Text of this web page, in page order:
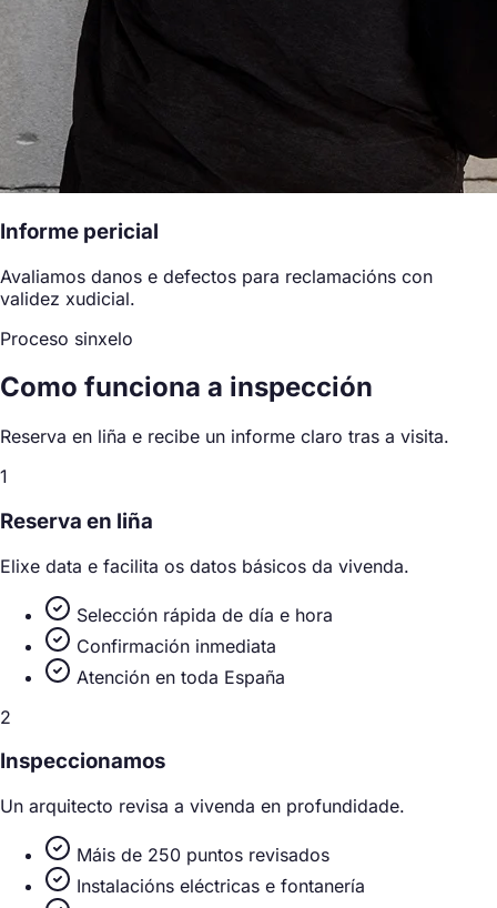
Informe pericial
Avaliamos danos e defectos para reclamacións con
validez xudicial.
Proceso sinxelo
Como funciona a inspección
Reserva en liña e recibe un informe claro tras a visita.
1
Reserva en liña
Elixe data e facilita os datos básicos da vivenda.
Selección rápida de día e hora
Confirmación inmediata
Atención en toda España
2
Inspeccionamos
Un arquitecto revisa a vivenda en profundidade.
Máis de 250 puntos revisados
Instalacións eléctricas e fontanería